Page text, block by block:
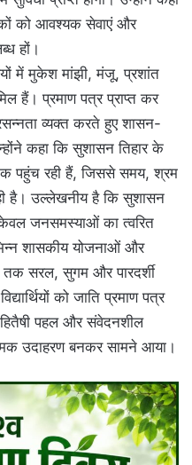
को आवश्यक सेवाएं और
हों।
में मुकेश मांझी, मंजू, प्रशांत
हैं। प्रमाण पत्र प्राप्त कर
व्यक्त करते हुए शासन-
कहा कि सुशासन तिहार के
पहुंच रही हैं, जिससे समय, श्रम
है। उल्लेखनीय है कि सुशासन
केवल जनसमस्याओं का त्वरित
शासकीय योजनाओं और
तक सरल, सुगम और पारदर्शी
को जाति प्रमाण पत्र
पहल और संवेदनशील
उदाहरण बनकर सामने आया।